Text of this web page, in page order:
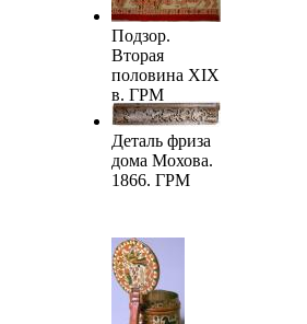
Подзор.
Вторая
половина XIX
в. ГРМ
Деталь фриза
дома Мохова.
1866. ГРМ